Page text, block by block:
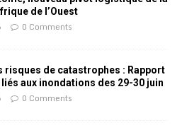
de l’Ouest
0 Comments
risques de catastrophes : Rapport
aux inondations des 29-30 juin
0 Comments